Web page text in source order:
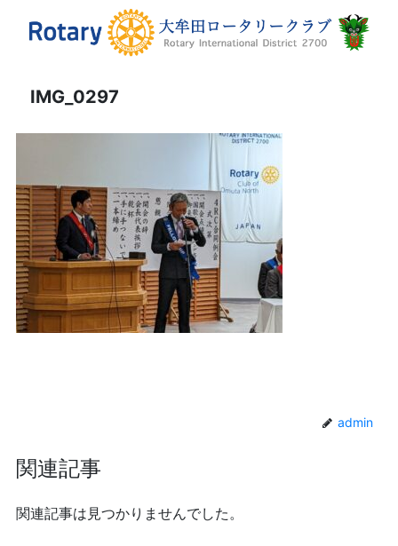
IMG_0297
admin
関連記事
関連記事は見つかりませんでした。